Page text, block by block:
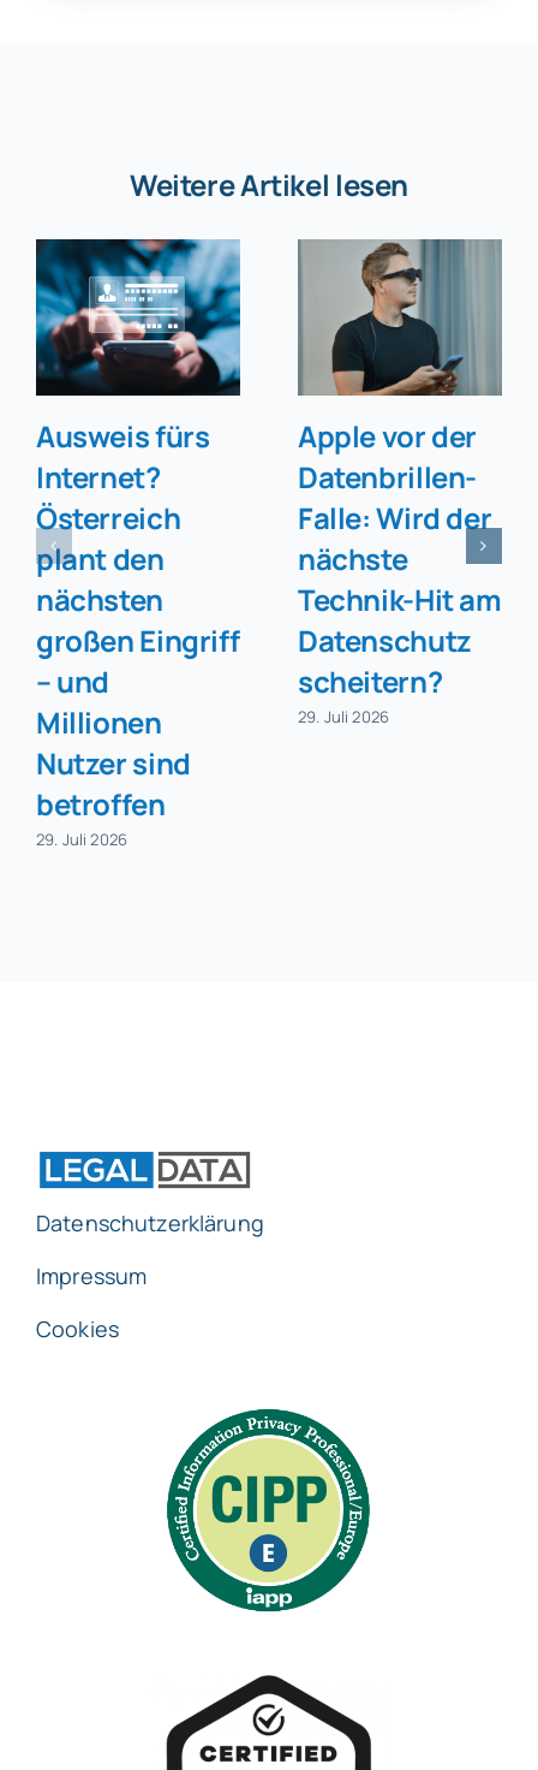
Weitere Artikel lesen
Ausweis fürs
Internet?
Österreich
plant den
nächsten
großen Eingriff
– und
Millionen
Nutzer sind
betroffen
29. Juli 2026
Apple vor der
Datenbrillen-
Falle: Wird der
nächste
Technik-Hit am
Datenschutz
scheitern?
29. Juli 2026
Datenschutzerklärung
Impressum
Cookies